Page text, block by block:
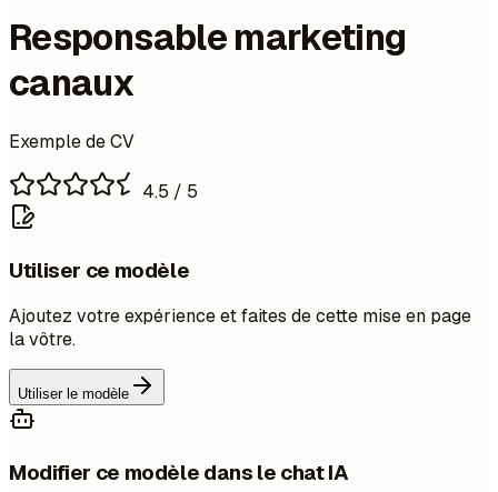
Responsable marketing
canaux
Exemple de CV
4.5 / 5
Utiliser ce modèle
Ajoutez votre expérience et faites de cette mise en page
la vôtre.
Utiliser le modèle
Modifier ce modèle dans le chat IA